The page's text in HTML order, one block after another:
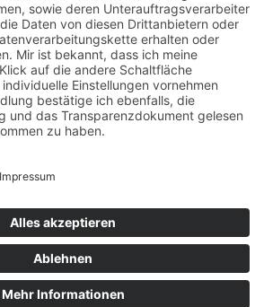
und farbenfrohen
Aufträgen, spannendem Sachwissen
passenden Spiel- und
Wissen zu Nachhaltigkeit
die Naturpark-Detektive Kinder
Netz“ sicher zu entdecken. In
Bereich finden sie
im Alter von fünf bis 13 Jahren und
die Natur und Kulturlandschaft direkt
Erwachsene erhalten auf der
Informationen, Ausflugstipps
für die pädagogische Arbeit in